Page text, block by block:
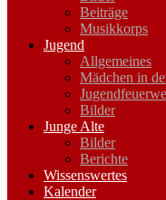
Beiträge
Musikkorps
Jugend
Allgemeines
Mädchen in
Bilder
Junge Alte
Bilder
Berichte
Wissenswertes
Kalender